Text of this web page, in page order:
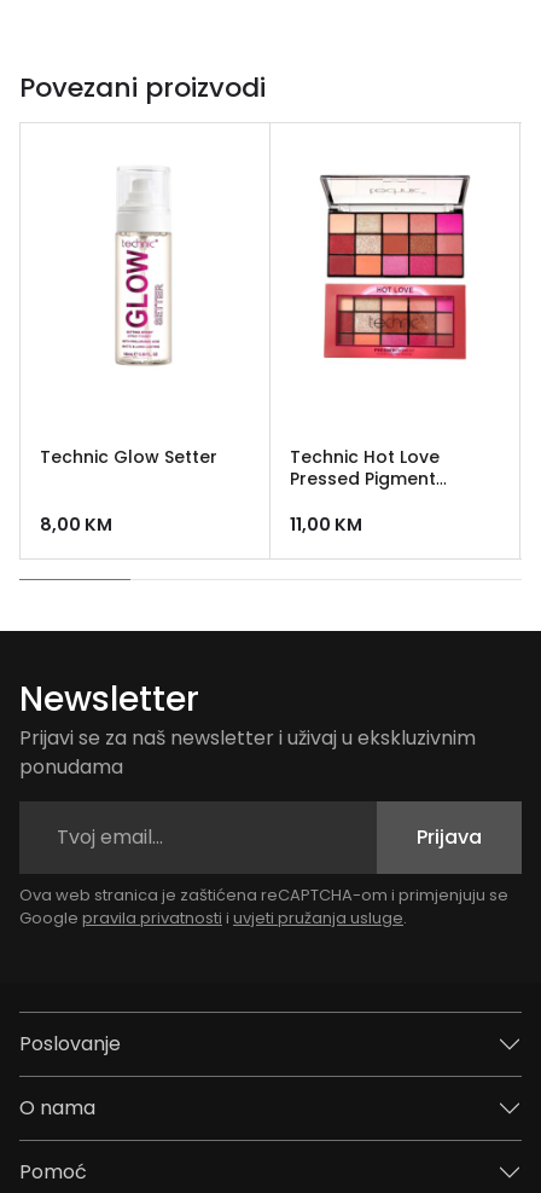
Povezani proizvodi
Technic Glow Setter
8,00 KM
Technic Hot Love
Pressed Pigment
11,00 KM
Newsletter
Prijavi se za naš newsletter i uživaj u ekskluzivnim
ponudama
Prijava
Ova web stranica je zaštićena reCAPTCHA-om i primjenjuju se
Google pravila privatnosti i uvjeti pružanja usluge.
Poslovanje
O nama
Pomoć